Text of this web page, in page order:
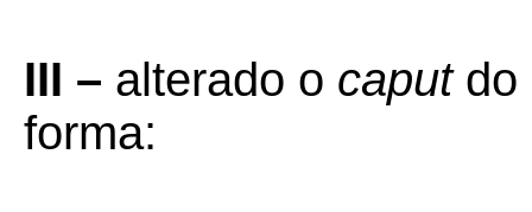
III – alterado o caput do
forma: